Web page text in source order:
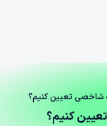
شاخصی تعیین کنیم؟
کنیم؟